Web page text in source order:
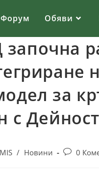
Форум Обяви
за
с
/ Новини 0